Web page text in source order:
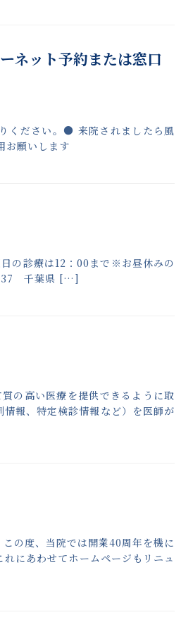
ネット予約または窓口
ください。● 来院されましたら風
願いします
診療は12：00まで※お昼休みの
千葉県 […]
の高い医療を提供できるように取
報、特定検診情報など）を医師が
の度、当院では開業40周年を機に
にあわせてホームページもリニュ